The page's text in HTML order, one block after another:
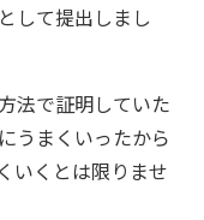
して提出しまし
法で証明していた
うまくいったから
いくとは限りませ